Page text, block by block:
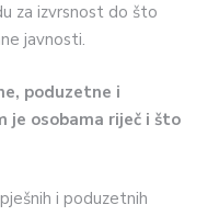
za izvrsnost do što
javnosti.
poduzetne i
je osobama riječ i što
i poduzetnih